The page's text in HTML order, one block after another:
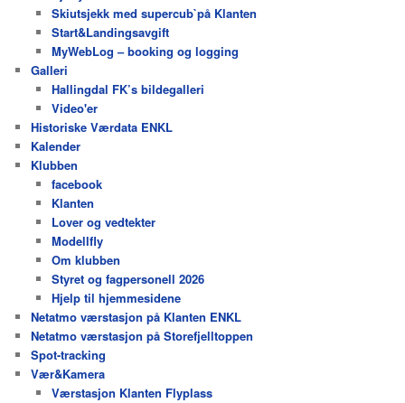
Skiutsjekk med supercub`på Klanten
Start&Landingsavgift
MyWebLog – booking og logging
Galleri
Hallingdal FK’s bildegalleri
Video'er
Historiske Værdata ENKL
Kalender
Klubben
facebook
Klanten
Lover og vedtekter
Modellfly
Om klubben
Styret og fagpersonell 2026
Hjelp til hjemmesidene
Netatmo værstasjon på Klanten ENKL
Netatmo værstasjon på Storefjelltoppen
Spot-tracking
Vær&Kamera
Værstasjon Klanten Flyplass